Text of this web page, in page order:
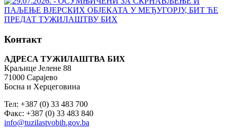
Контакт
АДРЕСА ТУЖИЛАШТВА БИХ
Краљице Јелене 88
71000 Сарајево
Босна и Херцеговина
Тел: +387 (0) 33 483 700
Факс: +387 (0) 33 483 840
info@tuzilastvobih.gov.ba